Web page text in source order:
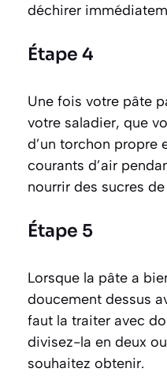
déchirer
Étape 4
Une fois votre pâte
votre saladier, que
d’un torchon propre
courants d’air
nourrir des sucres
Étape 5
Lorsque la pâte a
doucement dessus
faut la traiter avec
divisez-la en deux
souhaitez obtenir.